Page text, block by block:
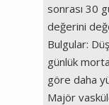
sonrası 30
değerini
Bulgular:
günlük
göre daha
Majör